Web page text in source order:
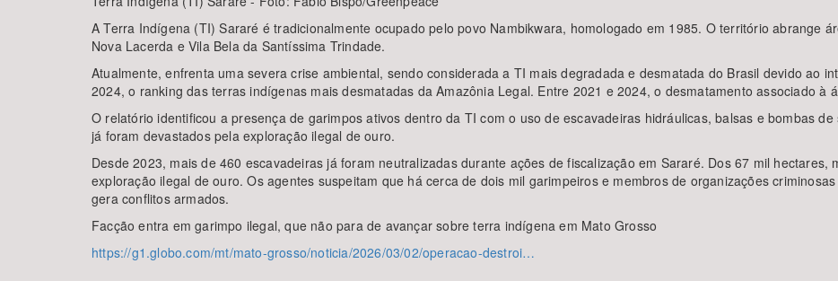
A Terra Indígena (TI) Sararé é tradicionalmente ocupado pelo povo Nambikwara, homologado em 1985. O território abrange
Nova Lacerda e Vila Bela da Santíssima Trindade.
Atualmente, enfrenta uma severa crise ambiental, sendo considerada a TI mais degradada e desmatada do Brasil devido ao
2024, o ranking das terras indígenas mais desmatadas da Amazônia Legal. Entre 2021 e 2024, o desmatamento associado à
O relatório identificou a presença de garimpos ativos dentro da TI com o uso de escavadeiras hidráulicas, balsas e bombas
já foram devastados pela exploração ilegal de ouro.
Desde 2023, mais de 460 escavadeiras já foram neutralizadas durante ações de fiscalização em Sararé. Dos 67 mil hectares,
exploração ilegal de ouro. Os agentes suspeitam que há cerca de dois mil garimpeiros e membros de organizações
gera conflitos armados.
Facção entra em garimpo ilegal, que não para de avançar sobre terra indígena em Mato Grosso
https://g1.globo.com/mt/mato-grosso/noticia/2026/03/02/operacao-destroi…